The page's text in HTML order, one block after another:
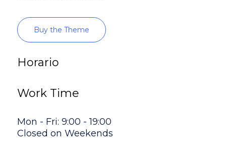
Buy the Theme
Horario
Work Time
Mon - Fri: 9:00 - 19:00
Closed on Weekends